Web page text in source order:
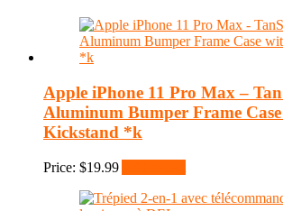
Apple iPhone 11 Pro Max –
Aluminum Bumper Frame
Kickstand *k
Price: $19.99